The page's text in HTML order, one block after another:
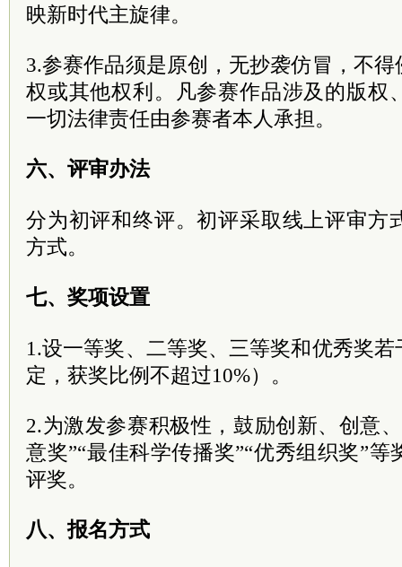
映新时代主旋律。
3.参赛作品须是原创，无抄袭仿冒，不
权或其他权利。凡参赛作品涉及的版权
一切法律责任由参赛者本人承担。
六、评审办法
分为初评和终评。初评采取线上评审方
方式。
七、奖项设置
1.设一等奖、二等奖、三等奖和优秀奖
定，获奖比例不超过10%）。
2.为激发参赛积极性，鼓励创新、创意
意奖”“最佳科学传播奖”“优秀组织奖”
评奖。
八、报名方式